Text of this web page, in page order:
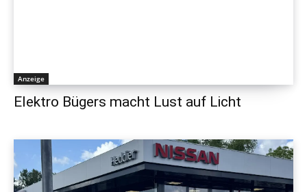
Anzeige
Elektro Bügers macht Lust auf Licht